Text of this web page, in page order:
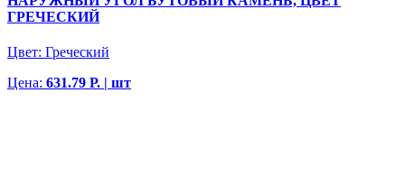
ГРЕЧЕСКИЙ
Цвет: Греческий
Цена: 631.79 Р. | шт